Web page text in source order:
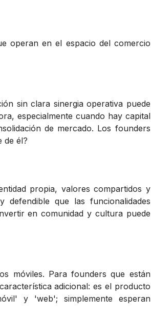
operan en el espacio del comercio
sin clara sinergia operativa puede
especialmente cuando hay capital
de mercado. Los founders
de él?
propia, valores compartidos y
defendible que las funcionalidades
en comunidad y cultura puede
móviles. Para founders que están
adicional: es el producto
y 'web'; simplemente esperan